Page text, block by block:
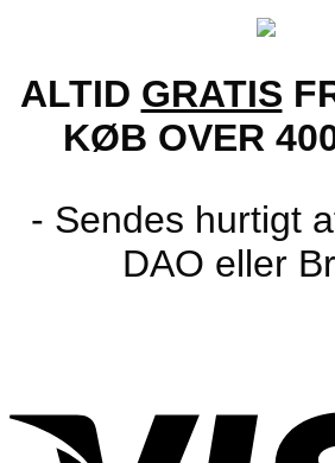
ALTID GRATIS
KØB OVER
- Sendes hurtigt
DAO eller